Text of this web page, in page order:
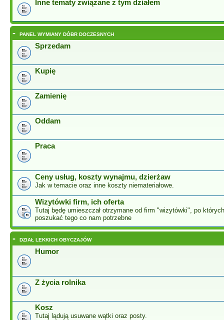
Inne tematy związane z tym działem
- PANEL WYMIANY DÓBR DOCZESNYCH
Sprzedam
Kupię
Zamienię
Oddam
Praca
Ceny usług, koszty wynajmu, dzierżaw
Jak w temacie oraz inne koszty niemateriałowe.
Wizytówki firm, ich oferta
Tutaj będę umieszczał otrzymane od firm "wizytówki", po
poszukać tego co nam potrzebne
- DZIAŁ LEKKICH OBYCZAJÓW
Humor
Z życia rolnika
Kosz
Tutaj lądują usuwane wątki oraz posty.